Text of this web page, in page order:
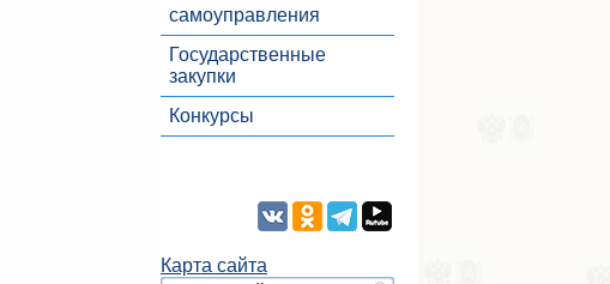
самоуправления
Государственные
закупки
Конкурсы
Карта сайта